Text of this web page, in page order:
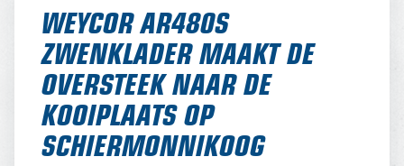
WEYCOR AR480S
ZWENKLADER MAAKT DE
OVERSTEEK NAAR DE
KOOIPLAATS OP
SCHIERMONNIKOOG